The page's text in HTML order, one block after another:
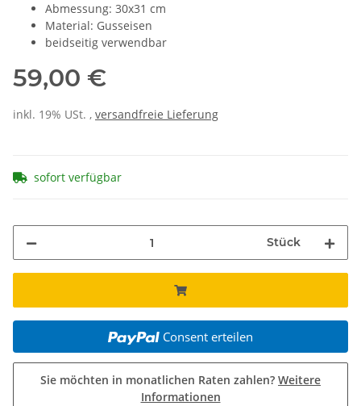
Abmessung: 30x31 cm
Material: Gusseisen
beidseitig verwendbar
59,00 €
inkl. 19% USt. , versandfreie Lieferung
sofort verfügbar
Stück
Consent erteilen
Sie möchten in monatlichen Raten zahlen? Weitere
Informationen